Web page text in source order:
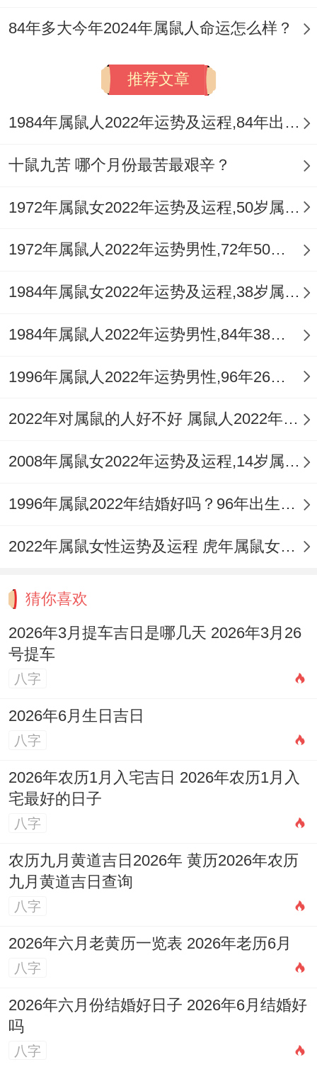
84年多大今年2024年属鼠人命运怎么样？
推荐文章
1984年属鼠人2022年运势及运程,84年出生的38岁属鼠2022年每月运程详解
十鼠九苦 哪个月份最苦最艰辛？
1972年属鼠女2022年运势及运程,50岁属鼠人2022全年每月运势女性如何
1972年属鼠人2022年运势男性,72年50岁属鼠男2022年每月运程怎么样
1984年属鼠女2022年运势及运程,38岁属鼠人2022全年每月运势女性如何
1984年属鼠人2022年运势男性,84年38岁属鼠男2022年每月运程怎么样
1996年属鼠人2022年运势男性,96年26岁属鼠男2022年每月运程怎么样
2022年对属鼠的人好不好 属鼠人2022年运势如何
2008年属鼠女2022年运势及运程,14岁属鼠人2022全年每月运势女性如何
1996年属鼠2022年结婚好吗？96年出生的26岁属鼠的人可以结婚吗？
2022年属鼠女性运势及运程 虎年属鼠女带什么转运
猜你喜欢
2026年3月提车吉日是哪几天 2026年3月26
号提车
八字
2026年6月生日吉日
八字
2026年农历1月入宅吉日 2026年农历1月入
宅最好的日子
八字
农历九月黄道吉日2026年 黄历2026年农历
九月黄道吉日查询
八字
2026年六月老黄历一览表 2026年老历6月
八字
2026年六月份结婚好日子 2026年6月结婚好
吗
八字